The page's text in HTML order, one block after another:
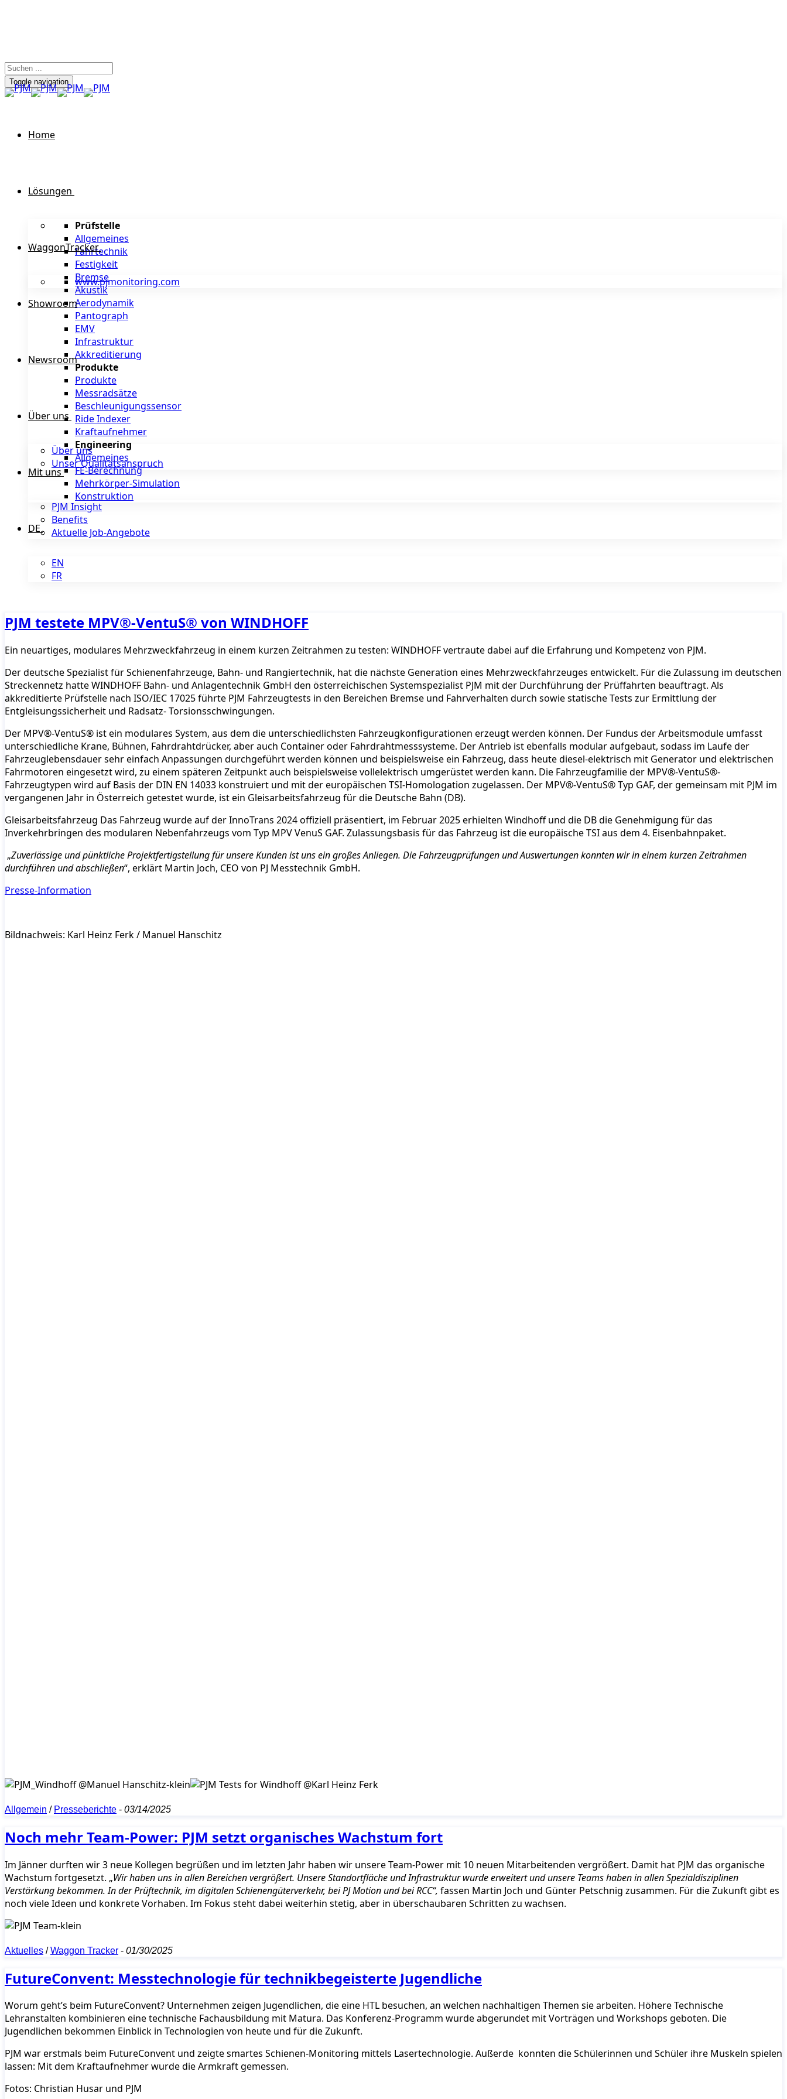
Toggle navigation
Home
Lösungen
Prüfstelle
Allgemeines
Fahrtechnik
Festigkeit
Bremse
Akustik
Aerodynamik
Pantograph
EMV
Infrastruktur
Akkreditierung
Produkte
Produkte
Messradsätze
Beschleunigungssensor
Ride Indexer
Kraftaufnehmer
Engineering
Allgemeines
FE-Berechnung
Mehrkörper-Simulation
Konstruktion
WaggonTracker
www.pjmonitoring.com
Showroom
Newsroom
Über uns
Über uns
Unser Qualitätsanspruch
Mit uns
PJM Insight
Benefits
Aktuelle Job-Angebote
DE
EN
FR
PJM testete MPV®-VentuS® von WINDHOFF
Ein neuartiges, modulares Mehrzweckfahrzeug in einem kurzen Zeitrahmen zu testen: WINDHOFF vertraute dabei auf die Erfahrung und Kompetenz von PJM.
Der deutsche Spezialist für Schienenfahrzeuge, Bahn- und Rangiertechnik, hat die nächste Generation eines Mehrzweckfahrzeuges entwickelt. Für die Zulassung im deutschen
Streckennetz hatte WINDHOFF Bahn- und Anlagentechnik GmbH den österreichischen Systemspezialist PJM mit der Durchführung der Prüffahrten beauftragt. Als
akkreditierte Prüfstelle nach ISO/IEC 17025 führte PJM Fahrzeugtests in den Bereichen Bremse und Fahrverhalten durch sowie statische Tests zur Ermittlung der
Entgleisungssicherheit und Radsatz- Torsionsschwingungen.
Der MPV®-VentuS® ist ein modulares System, aus dem die unterschiedlichsten Fahrzeugkonfigurationen erzeugt werden können. Der Fundus der Arbeitsmodule umfasst
unterschiedliche Krane, Bühnen, Fahrdrahtdrücker, aber auch Container oder Fahrdrahtmesssysteme. Der Antrieb ist ebenfalls modular aufgebaut, sodass im Laufe der
Fahrzeuglebensdauer sehr einfach Anpassungen durchgeführt werden können und beispielsweise ein Fahrzeug, dass heute diesel-elektrisch mit Generator und elektrischen
Fahrmotoren eingesetzt wird, zu einem späteren Zeitpunkt auch beispielsweise vollelektrisch umgerüstet werden kann. Die Fahrzeugfamilie der MPV®-VentuS®-
Fahrzeugtypen wird auf Basis der DIN EN 14033 konstruiert und mit der europäischen TSI-Homologation zugelassen. Der MPV®-VentuS® Typ GAF, der gemeinsam mit PJM im
vergangenen Jahr in Österreich getestet wurde, ist ein Gleisarbeitsfahrzeug für die Deutsche Bahn (DB).
Gleisarbeitsfahrzeug Das Fahrzeug wurde auf der InnoTrans 2024 offiziell präsentiert, im Februar 2025 erhielten Windhoff und die DB die Genehmigung für das
Inverkehrbringen des modularen Nebenfahrzeugs vom Typ MPV VenuS GAF. Zulassungsbasis für das Fahrzeug ist die europäische TSI aus dem 4. Eisenbahnpaket.
„Zuverlässige und pünktliche Projektfertigstellung für unsere Kunden ist uns ein großes Anliegen. Die Fahrzeugprüfungen und Auswertungen konnten wir in einem kurzen Zeitrahmen
durchführen und abschließen“, erklärt Martin Joch, CEO von PJ Messtechnik GmbH.
Presse-Information
Bildnachweis: Karl Heinz Ferk / Manuel Hanschitz
Allgemein / Presseberichte - 03/14/2025
Noch mehr Team-Power: PJM setzt organisches Wachstum fort
Im Jänner durften wir 3 neue Kollegen begrüßen und im letzten Jahr haben wir unsere Team-Power mit 10 neuen Mitarbeitenden vergrößert. Damit hat PJM das organische
Wachstum fortgesetzt. „Wir haben uns in allen Bereichen vergrößert. Unsere Standortfläche und Infrastruktur wurde erweitert und unsere Teams haben in allen Spezialdisziplinen
Verstärkung bekommen. In der Prüftechnik, im digitalen Schienengüterverkehr, bei PJ Motion und bei RCC“, fassen Martin Joch und Günter Petschnig zusammen. Für die Zukunft gibt es
noch viele Ideen und konkrete Vorhaben. Im Fokus steht dabei weiterhin stetig, aber in überschaubaren Schritten zu wachsen.
Aktuelles /Waggon Tracker - 01/30/2025
FutureConvent: Messtechnologie für technikbegeisterte Jugendliche
Worum geht’s beim FutureConvent? Unternehmen zeigen Jugendlichen, die eine HTL besuchen, an welchen nachhaltigen Themen sie arbeiten. Höhere Technische
Lehranstalten kombinieren eine technische Fachausbildung mit Matura. Das Konferenz-Programm wurde abgerundet mit Vorträgen und Workshops geboten. Die
Jugendlichen bekommen Einblick in Technologien von heute und für die Zukunft.
PJM war erstmals beim FutureConvent und zeigte smartes Schienen-Monitoring mittels Lasertechnologie. Außerde konnten die Schülerinnen und Schüler ihre Muskeln spielen
lassen: Mit dem Kraftaufnehmer wurde die Armkraft gemessen.
Fotos: Christian Husar und PJM